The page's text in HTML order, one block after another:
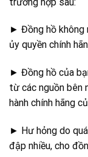
► Đồng hồ không
ủy quyền chính
► Đồng hồ của
từ các nguồn bên
hành chính hãng
► Hư hỏng do
đập nhiều, cho